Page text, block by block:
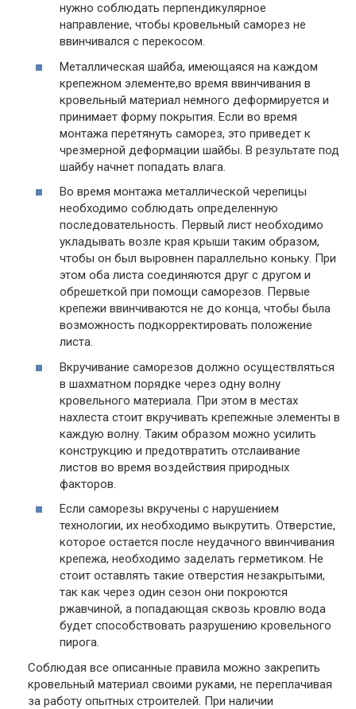
нужно соблюдать перпендикулярное
направление, чтобы кровельный саморез не
ввинчивался с перекосом.
Металлическая шайба, имеющаяся на каждом
крепежном элементе,во время ввинчивания в
кровельный материал немного деформируется и
принимает форму покрытия. Если во время
монтажа перетянуть саморез, это приведет к
чрезмерной деформации шайбы. В результате под
шайбу начнет попадать влага.
Во время монтажа металлической черепицы
необходимо соблюдать определенную
последовательность. Первый лист необходимо
укладывать возле края крыши таким образом,
чтобы он был выровнен параллельно коньку. При
этом оба листа соединяются друг с другом и
обрешеткой при помощи саморезов. Первые
крепежи ввинчиваются не до конца, чтобы была
возможность подкорректировать положение
листа.
Вкручивание саморезов должно осуществляться
в шахматном порядке через одну волну
кровельного материала. При этом в местах
нахлеста стоит вкручивать крепежные элементы в
каждую волну. Таким образом можно усилить
конструкцию и предотвратить отслаивание
листов во время воздействия природных
факторов.
Если саморезы вкручены с нарушением
технологии, их необходимо выкрутить. Отверстие,
которое остается после неудачного ввинчивания
крепежа, необходимо заделать герметиком. Не
стоит оставлять такие отверстия незакрытыми,
так как через один сезон они покроются
ржавчиной, а попадающая сквозь кровлю вода
будет способствовать разрушению кровельного
пирога.
Соблюдая все описанные правила можно закрепить
кровельный материал своими руками, не переплачивая
за работу опытных строителей. При наличии